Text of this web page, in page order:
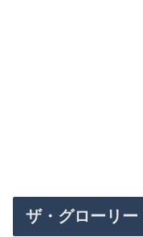
ザ・グローリ